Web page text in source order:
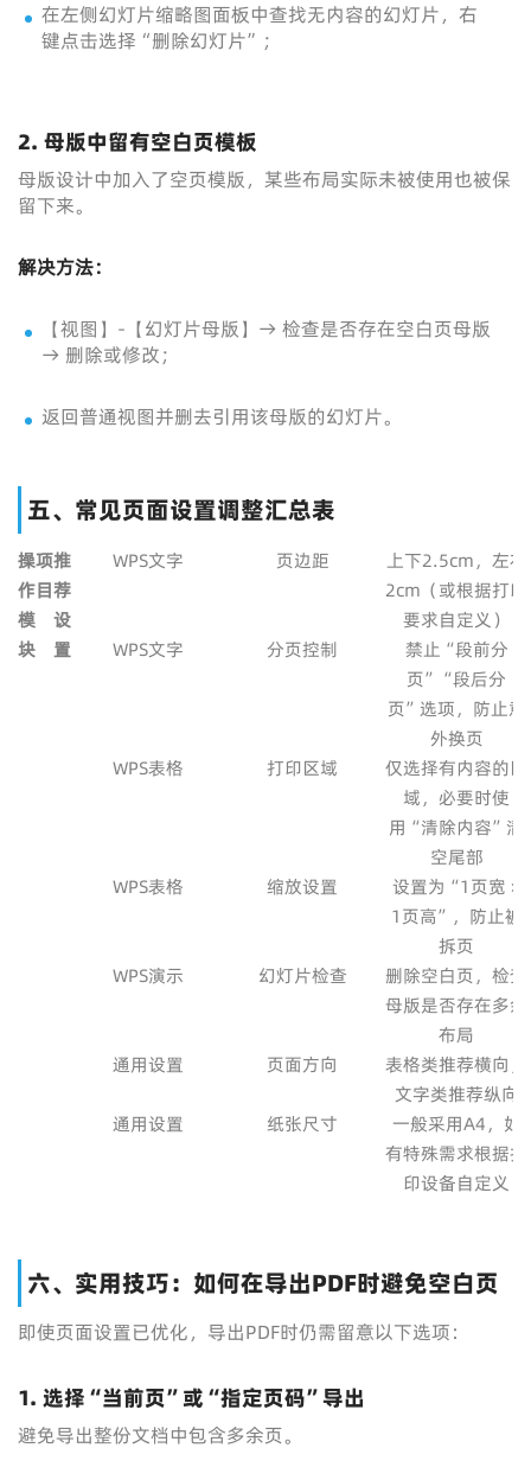
在左侧幻灯片缩略图面板中查找无内容的幻灯片，右
键点击选择“删除幻灯片”；
2. 母版中留有空白页模板
母版设计中加入了空页模版，某些布局实际未被使用也被保
留下来。
解决方法：
【视图】-【幻灯片母版】→ 检查是否存在空白页母版
→ 删除或修改；
返回普通视图并删去引用该母版的幻灯片。
五、常见页面设置调整汇总表
操
作
模
块
项
目
推
荐
设
置
WPS文字 页边距
上下2.5cm，左右
2cm（或根据打印
要求自定义）
WPS文字
分页控制
禁止“段前分
页”“段后分
页”选项，防止意
外换页
WPS表格
打印区域
仅选择有内容的区
域，必要时使
用“清除内容”清
空尾部
WPS表格
缩放设置
设置为“1页宽 ×
1页高”，防止被
拆页
WPS演示
幻灯片检查
删除空白页，检查
母版是否存在多余
布局
通用设置
页面方向
表格类推荐横向，
文字类推荐纵向
通用设置
纸张尺寸
一般采用A4，如
有特殊需求根据打
印设备自定义
六、实用技巧：如何在导出PDF时避免空白页
即使页面设置已优化，导出PDF时仍需留意以下选项：
1. 选择“当前页”或“指定页码”导出
避免导出整份文档中包含多余页。